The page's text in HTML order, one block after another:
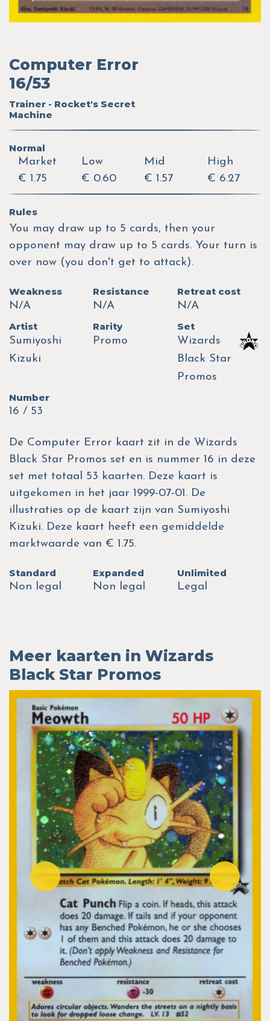
Computer Error
16/53
Trainer - Rocket's Secret
Machine
Normal
Market
€ 1.75
Low
€ 0.60
Mid
€ 1.57
High
€ 6.27
Rules
You may draw up to 5 cards, then your
opponent may draw up to 5 cards. Your turn is
over now (you don't get to attack).
Weakness
N/A
Resistance
N/A
Retreat cost
N/A
Artist
Sumiyoshi
Kizuki
Rarity
Promo
Set
Wizards
Black Star
Promos
Number
16 / 53
De Computer Error kaart zit in de Wizards
Black Star Promos set en is nummer 16 in deze
set met totaal 53 kaarten. Deze kaart is
uitgekomen in het jaar 1999-07-01. De
illustraties op de kaart zijn van Sumiyoshi
Kizuki. Deze kaart heeft een gemiddelde
marktwaarde van € 1.75.
Standard
Non legal
Expanded
Non legal
Unlimited
Legal
Meer kaarten in Wizards
Black Star Promos